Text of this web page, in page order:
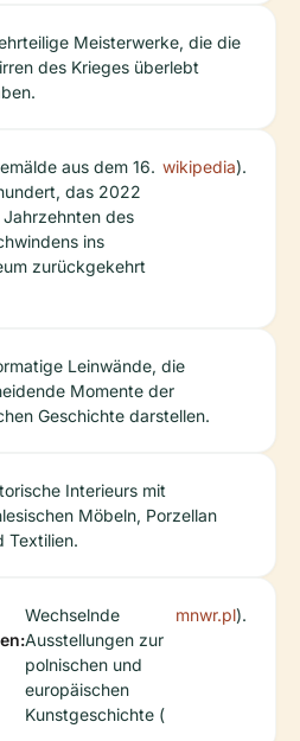
Meisterwerke, die die
des Krieges überlebt
aus dem 16.
das 2022
Jahrzehnten des
ins
zurückgekehrt
wikipedia).
Leinwände, die
Momente der
Geschichte darstellen.
Interieurs mit
Möbeln, Porzellan
Textilien.
Wechselnde
Ausstellungen zur
polnischen und
europäischen
Kunstgeschichte (
mnwr.pl).